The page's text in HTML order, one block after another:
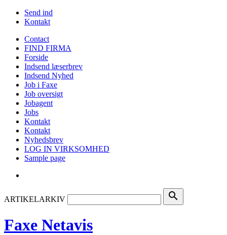
Send ind
Kontakt
Contact
FIND FIRMA
Forside
Indsend læserbrev
Indsend Nyhed
Job i Faxe
Job oversigt
Jobagent
Jobs
Kontakt
Kontakt
Nyhedsbrev
LOG IN VIRKSOMHED
Sample page
ARTIKELARKIV search
Faxe Netavis